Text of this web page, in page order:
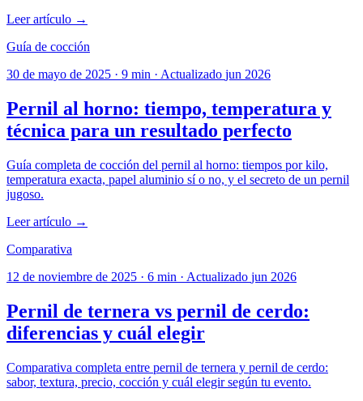
Leer artículo →
Guía de cocción
30 de mayo de 2025 · 9 min · Actualizado jun 2026
Pernil al horno: tiempo, temperatura y
técnica para un resultado perfecto
Guía completa de cocción del pernil al horno: tiempos por kilo,
temperatura exacta, papel aluminio sí o no, y el secreto de un pernil
jugoso.
Leer artículo →
Comparativa
12 de noviembre de 2025 · 6 min · Actualizado jun 2026
Pernil de ternera vs pernil de cerdo:
diferencias y cuál elegir
Comparativa completa entre pernil de ternera y pernil de cerdo:
sabor, textura, precio, cocción y cuál elegir según tu evento.